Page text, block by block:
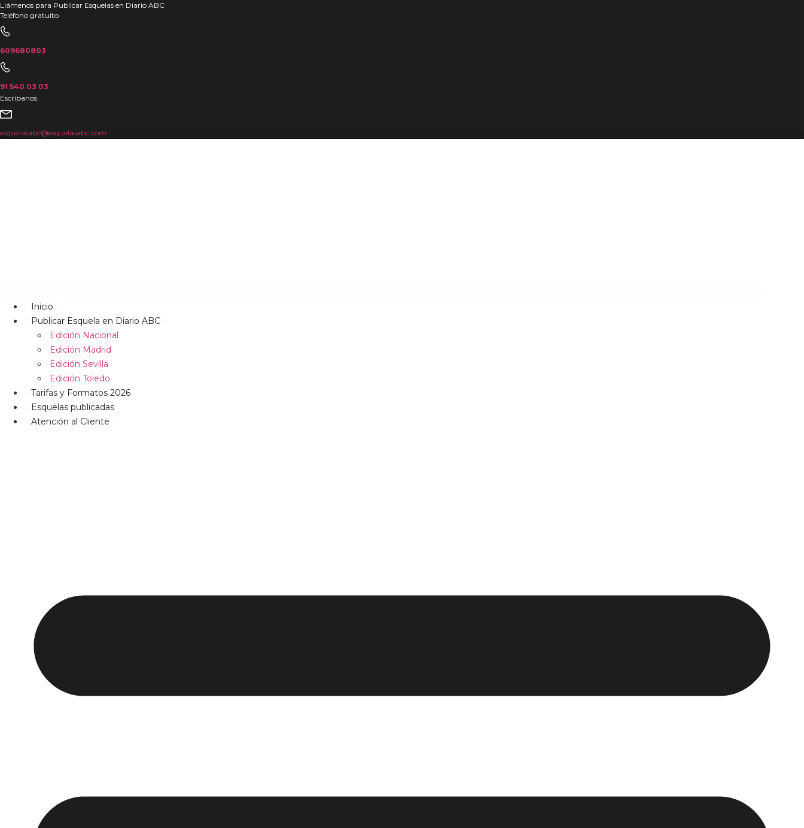
Ir
al
contenido
Llámenos para Publicar Esquelas en Diario ABC
Teléfono gratuito
609680803
91 540 03 03
Escríbanos
esquelasabc@esquelasabc.com
Inicio
Publicar Esquela en Diario ABC
Edición Nacional
Edición Madrid
Edición Sevilla
Edición Toledo
Tarifas y Formatos 2026
Esquelas publicadas
Atención al Cliente